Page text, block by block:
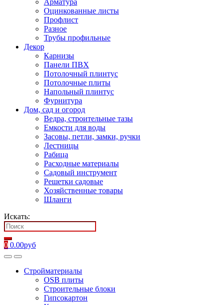
Арматура
Оцинкованные листы
Профлист
Разное
Трубы профильные
Декор
Карнизы
Панели ПВХ
Потолочный плинтус
Потолочные плиты
Напольный плинтус
Фурнитура
Дом, сад и огород
Ведра, строительные тазы
Емкости для воды
Засовы, петли, замки, ручки
Лестницы
Рабица
Расходные материалы
Садовый инструмент
Решетки садовые
Хозяйственные товары
Шланги
Искать:
0 0.00руб
Стройматериалы
OSB плиты
Строительные блоки
Гипсокартон